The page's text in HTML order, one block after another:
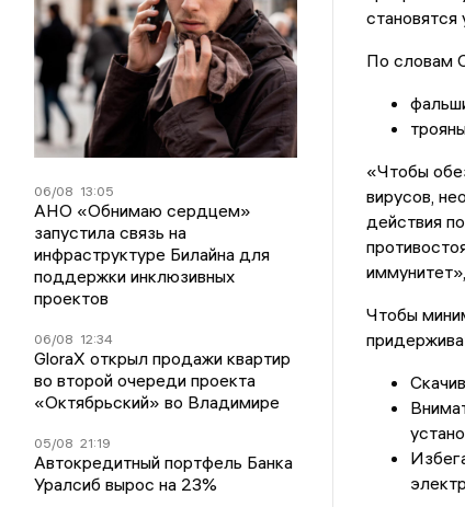
06/08 13:05
АНО «Обнимаю сердцем»
запустила связь на
инфраструктуре Билайна для
поддержки инклюзивных
проектов
06/08 12:34
GloraX открыл продажи квартир
во второй очереди проекта
«Октябрьский» во Владимире
05/08 21:19
Автокредитный портфель Банка
Уралсиб вырос на 23%
По словам
«Чтобы
вирусов,
действия
Чтобы